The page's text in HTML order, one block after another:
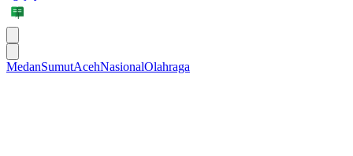
MedanSumutAcehNasionalOlahraga